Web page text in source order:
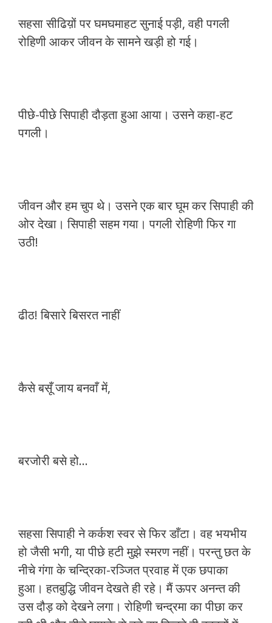
सहसा सीढिय़ों पर घमघमाहट सुनाई पड़ी, वही पगली
रोहिणी आकर जीवन के सामने खड़ी हो गई।
पीछे-पीछे सिपाही दौड़ता हुआ आया। उसने कहा-हट
पगली।
जीवन और हम चुप थे। उसने एक बार घूम कर सिपाही की
ओर देखा। सिपाही सहम गया। पगली रोहिणी फिर गा
उठी!
ढीठ! बिसारे बिसरत नाहीं
कैसे बसूँ जाय बनवाँ में,
बरजोरी बसे हो…
सहसा सिपाही ने कर्कश स्वर से फिर डाँटा। वह भयभीय
हो जैसी भगी, या पीछे हटी मुझे स्मरण नहीं। परन्तु छत के
नीचे गंगा के चन्द्रिका-रञ्जित प्रवाह में एक छपाका
हुआ। हतबुद्धि जीवन देखते ही रहे। मैं ऊपर अनन्त की
उस दौड़ को देखने लगा। रोहिणी चन्द्रमा का पीछा कर